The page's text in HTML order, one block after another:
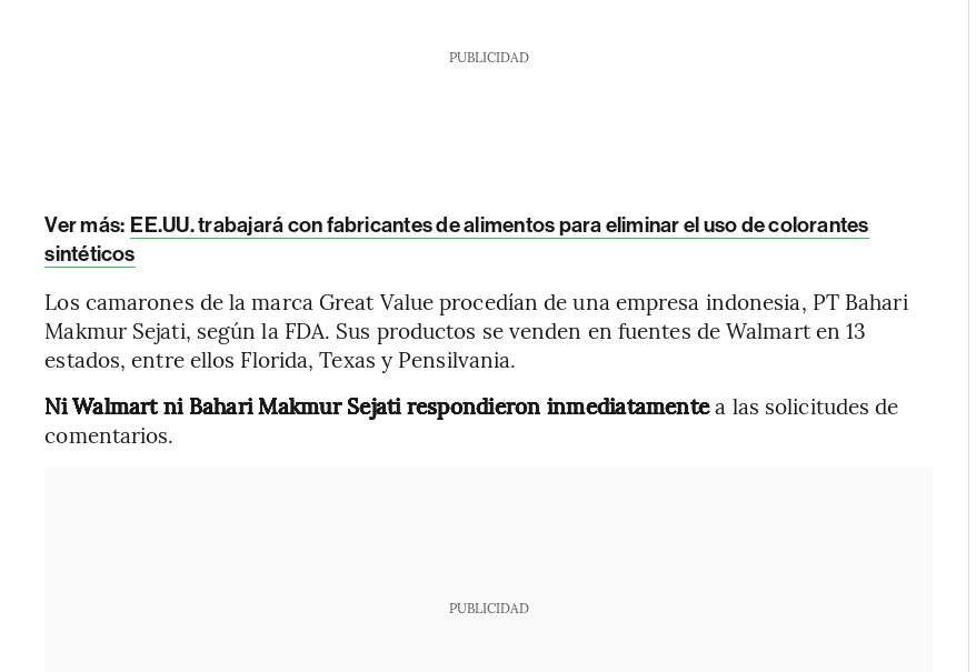
PUBLICIDAD
Ver más: EE.UU. trabajará con fabricantes de alimentos para eliminar el uso de colorantes
sintéticos
Los camarones de la marca Great Value procedían de una empresa indonesia, PT Bahari
Makmur Sejati, según la FDA. Sus productos se venden en fuentes de Walmart en 13
estados, entre ellos Florida, Texas y Pensilvania.
Ni Walmart ni Bahari Makmur Sejati respondieron inmediatamentea las solicitudes de
comentarios.
PUBLICIDAD